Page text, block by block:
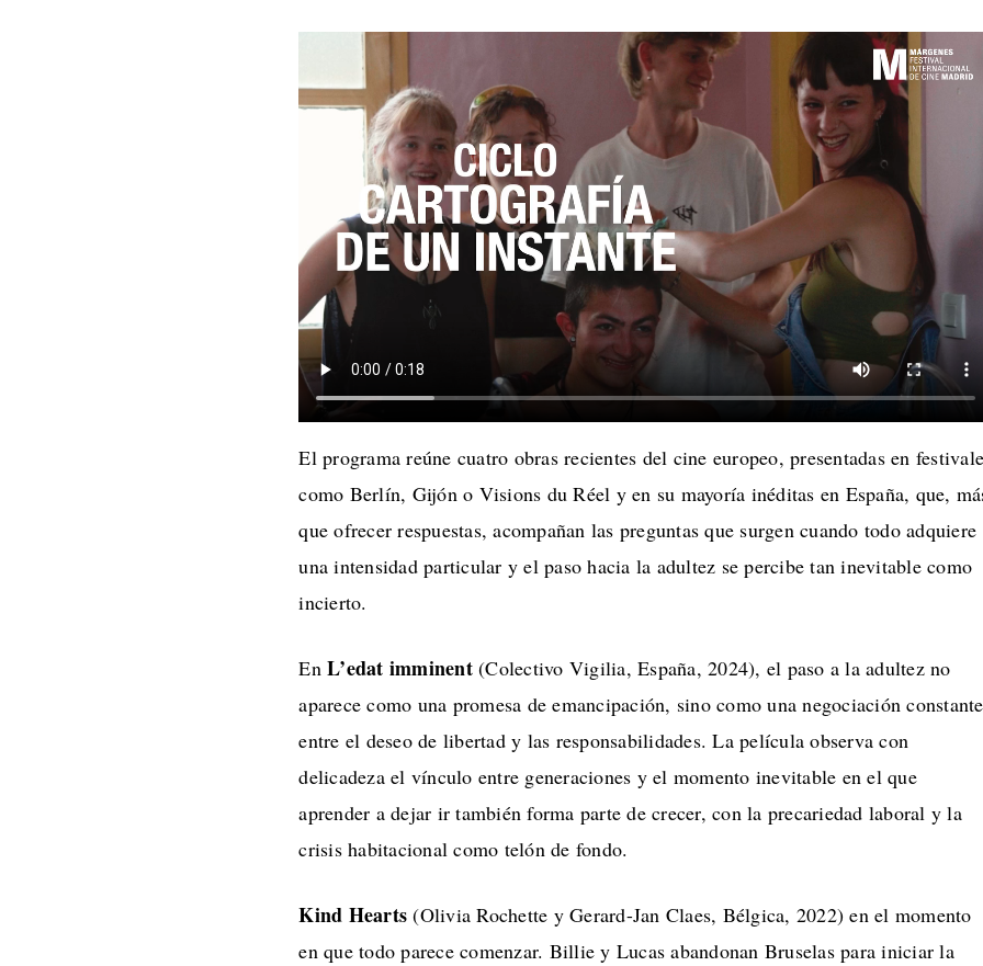
El programa reúne cuatro obras recientes del cine europeo, presentadas en
como Berlín, Gijón o Visions du Réel y en su mayoría inéditas en España, que,
que ofrecer respuestas, acompañan las preguntas que surgen cuando todo adquiere
una intensidad particular y el paso hacia la adultez se percibe tan inevitable como
incierto.
EnL’edat imminent(Colectivo Vigilia, España, 2024), el paso a la adultez no
aparece como una promesa de emancipación, sino como una negociación constante
entre el deseo de libertad y las responsabilidades. La película observa con
delicadeza el vínculo entre generaciones y el momento inevitable en el que
aprender a dejar ir también forma parte de crecer, con la precariedad laboral y la
crisis habitacional como telón de fondo.
Kind Hearts (Olivia Rochette y Gerard-Jan Claes, Bélgica, 2022) en el momento
en que todo parece comenzar. Billie y Lucas abandonan Bruselas para iniciar la